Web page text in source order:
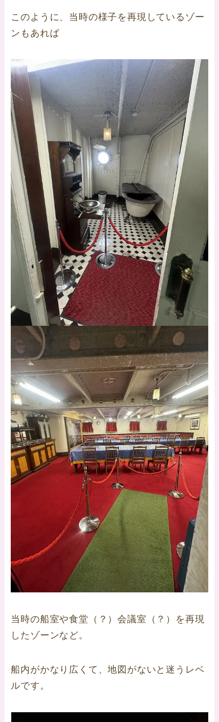
このように、当時の様子を再現しているゾー
ンもあれば
当時の船室や食堂（？）会議室（？）を再現
したゾーンなど。
船内がかなり広くて、地図がないと迷うレベ
ルです。